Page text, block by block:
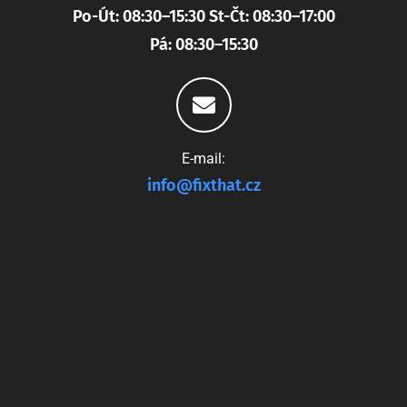
Po-Út: 08:30–15:30 St-Čt: 08:30–17:00
Pá: 08:30–15:30
E-mail:
info@fixthat.cz